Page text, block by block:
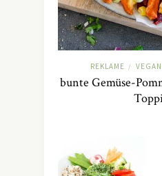
REKLAME / VEGAN
bunte Gemüse-